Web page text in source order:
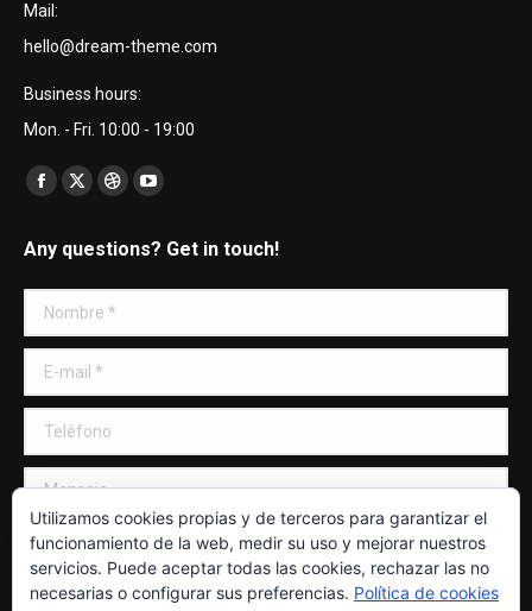
Mail:
hello@dream-theme.com
Business hours:
Mon. - Fri. 10:00 - 19:00
Encuéntranos en:
Facebook
opens
in
new
window
X
opens
in
new
window
Dribbble
opens
in
new
window
YouTube
opens
in
window
Any questions? Get in touch!
Nombre *
E-mail *
Teléfono
Mensaje
Utilizamos cookies propias y de terceros para garantizar el
funcionamiento de la web, medir su uso y mejorar nuestros
servicios. Puede aceptar todas las cookies, rechazar las no
necesarias o configurar sus preferencias. Política de cookies